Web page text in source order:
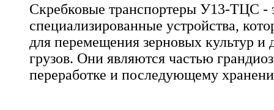
Скребковые транспортеры У13-ТЦС -
специализированные устройства,
для перемещения зерновых культур и
грузов. Они являются частью
переработке и последующему